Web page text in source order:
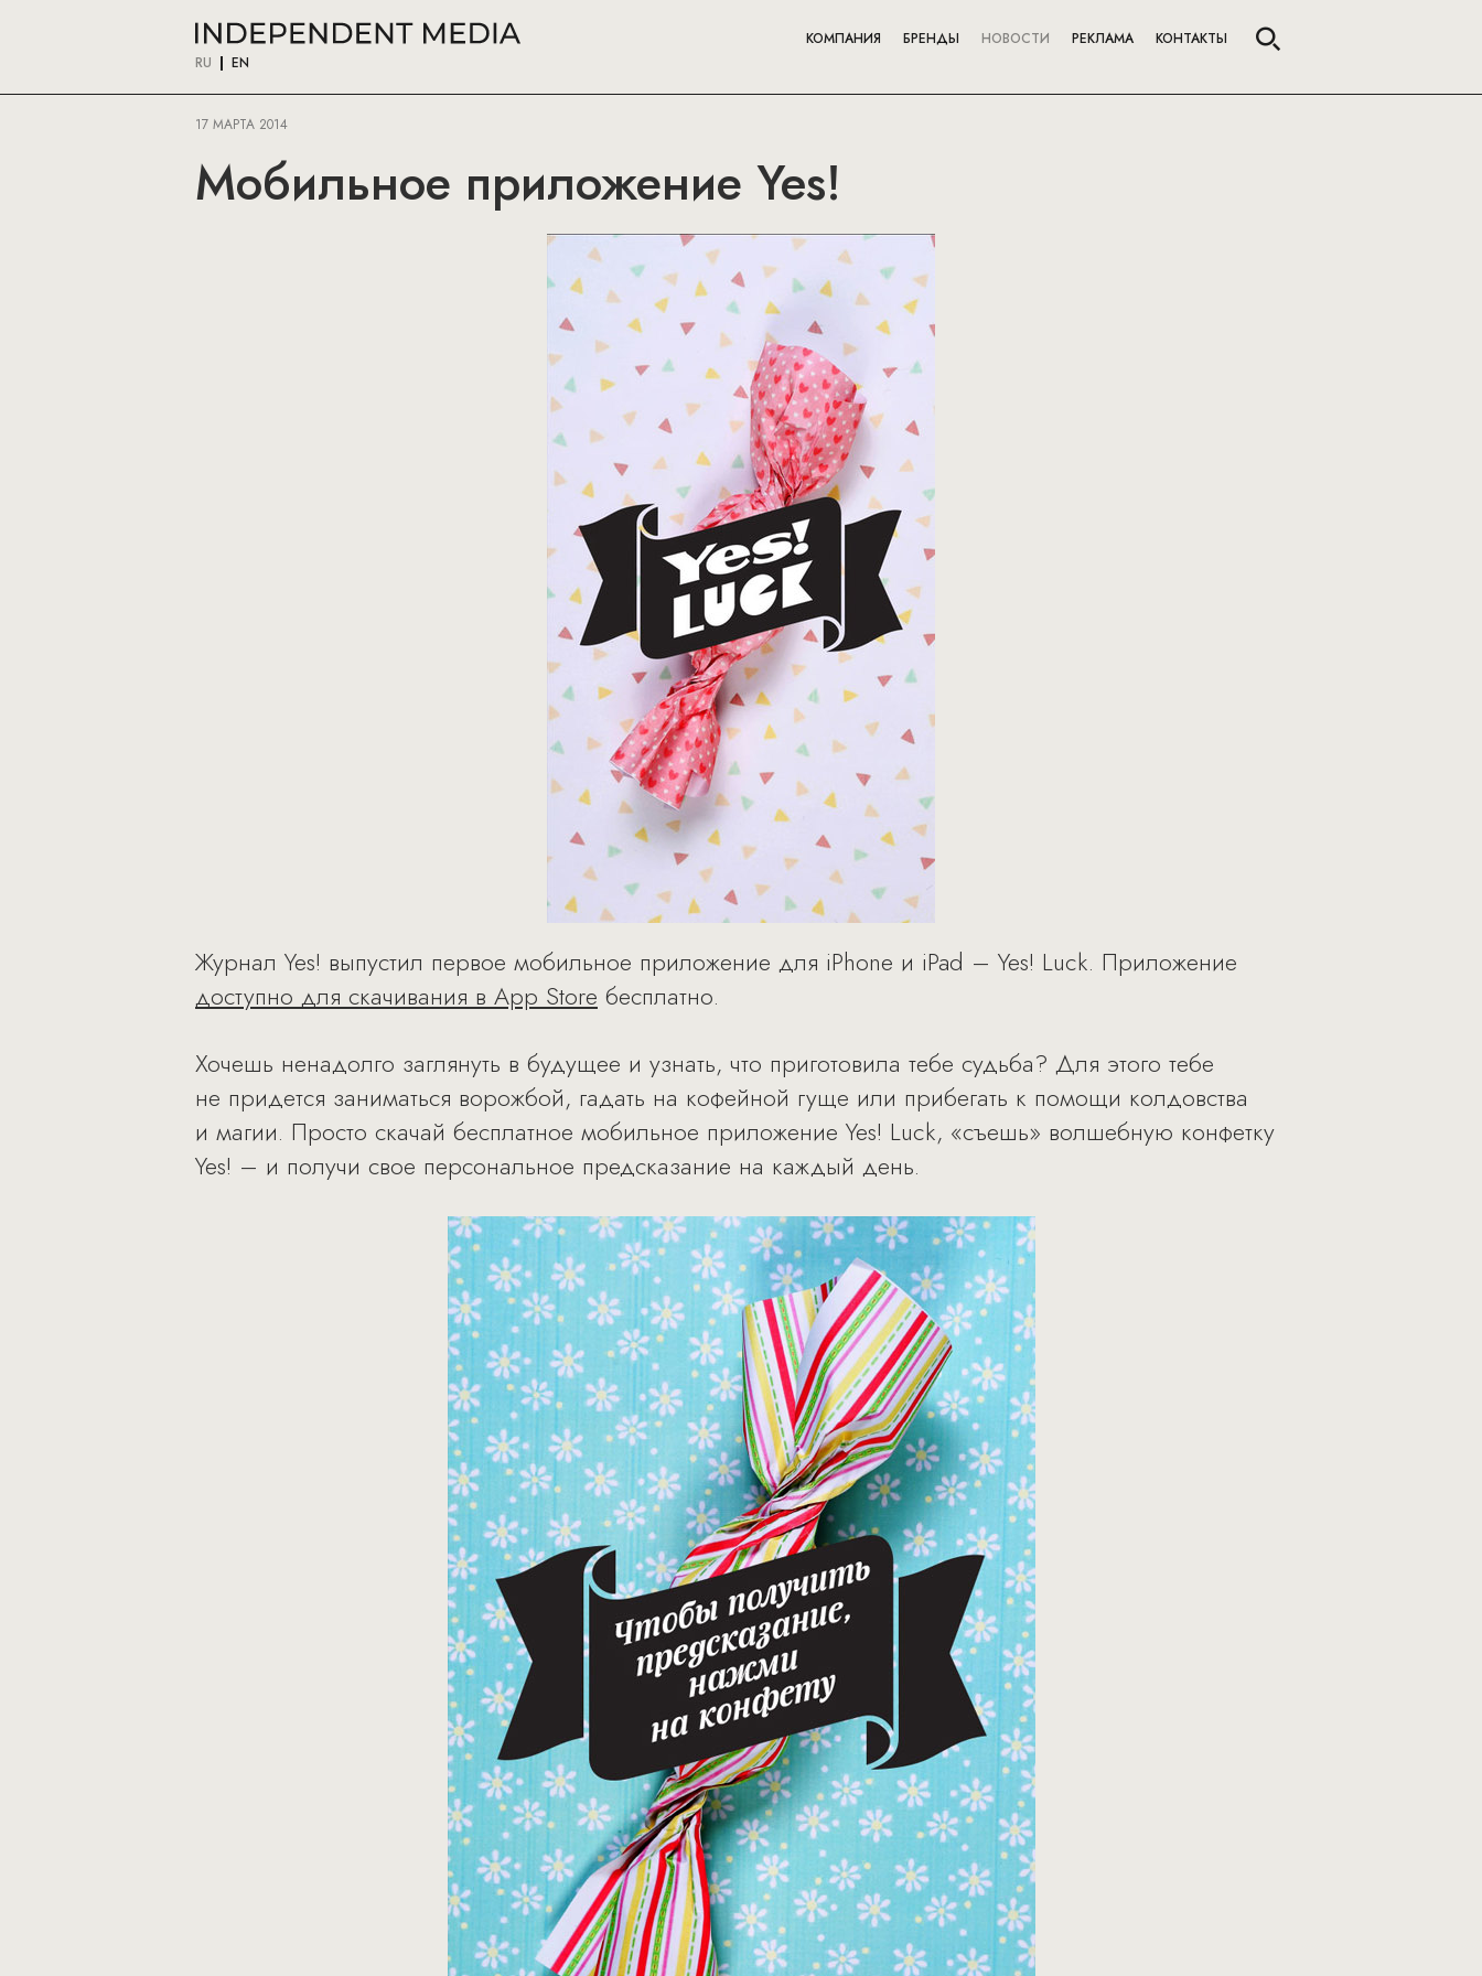
RU EN
КОМПАНИЯ БРЕНДЫ НОВОСТИ РЕКЛАМА КОНТАКТЫ
17 МАРТА 2014
Мобильное приложение Yes!
Журнал Yes! выпустил первое мобильное приложение для iPhone и iPad – Yes! Luck. Приложение
доступно для скачивания в App Store бесплатно.
Хочешь ненадолго заглянуть в будущее и узнать, что приготовила тебе судьба? Для этого тебе
не придется заниматься ворожбой, гадать на кофейной гуще или прибегать к помощи колдовства
и магии. Просто скачай бесплатное мобильное приложение Yes! Luck, «съешь» волшебную конфетку
Yes! – и получи свое персональное предсказание на каждый день.